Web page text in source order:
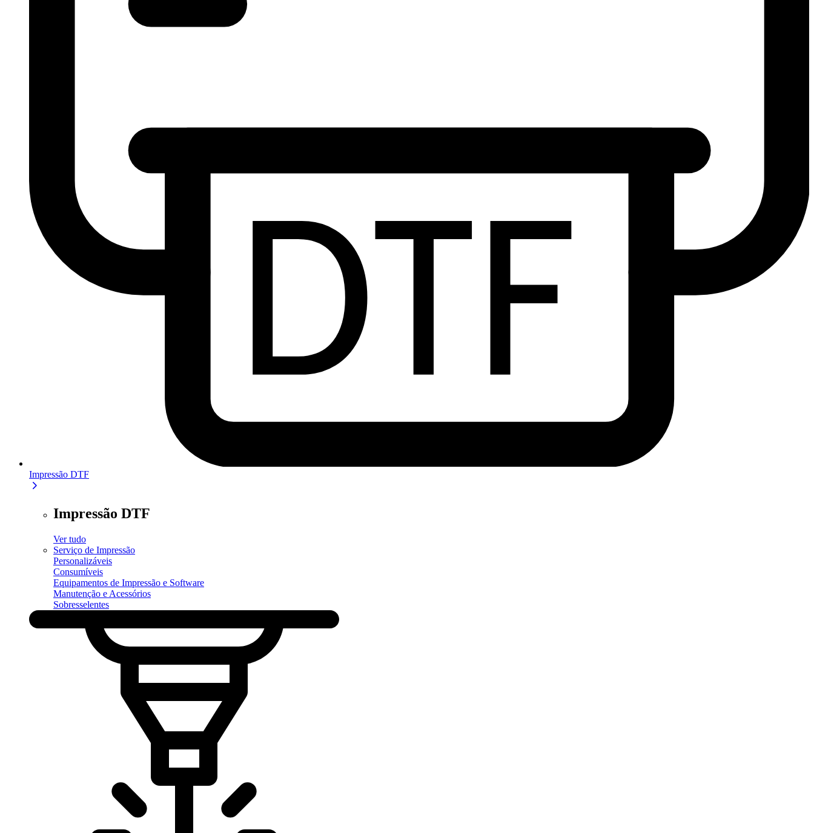
Impressão DTF
Impressão DTF
Ver tudo
Serviço de Impressão
Personalizáveis
Consumíveis
Equipamentos de Impressão e Software
Manutenção e Acessórios
Sobresselentes